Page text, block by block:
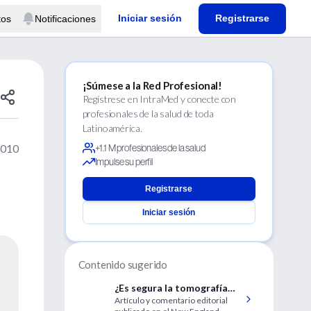
Notificaciones Iniciar sesión Registrarse
¡Súmese a la Red Profesional!
Regístrese en IntraMed y conecte con
profesionales de la salud de toda
Latinoamérica.
+1.1 M profesionales de la salud
Impulse su perfil
Registrarse
Iniciar sesión
Contenido sugerido
¿Es segura la tomografía
computada?
Artículo y comentario editorial